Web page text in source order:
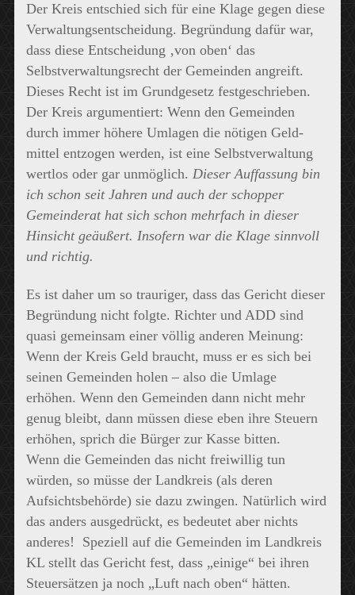
Der Kreis entschied sich für eine Klage gegen diese
Verwaltungsentscheidung. Begründung dafür war,
dass diese Entscheidung ‚von oben‘ das
Selbstverwaltungsrecht der Gemeinden angreift.
Dieses Recht ist im Grundgesetz festgeschrieben.
Der Kreis argumentiert: Wenn den Gemeinden
durch immer höhere Umlagen die nötigen Geld-
mittel entzogen werden, ist eine Selbstverwaltung
wertlos oder gar unmöglich. Dieser Auffassung bin
ich schon seit Jahren und auch der schopper
Gemeinderat hat sich schon mehrfach in dieser
Hinsicht geäußert. Insofern war die Klage sinnvoll
und richtig.
Es ist daher um so trauriger, dass das Gericht dieser
Begründung nicht folgte. Richter und ADD sind
quasi gemeinsam einer völlig anderen Meinung:
Wenn der Kreis Geld braucht, muss er es sich bei
seinen Gemeinden holen – also die Umlage
erhöhen. Wenn den Gemeinden dann nicht mehr
genug bleibt, dann müssen diese eben ihre Steuern
erhöhen, sprich die Bürger zur Kasse bitten.
Wenn die Gemeinden das nicht freiwillig tun
würden, so müsse der Landkreis (als deren
Aufsichtsbehörde) sie dazu zwingen. Natürlich wird
das anders ausgedrückt, es bedeutet aber nichts
anderes! Speziell auf die Gemeinden im Landkreis
KL stellt das Gericht fest, dass „einige“ bei ihren
Steuersätzen ja noch „Luft nach oben“ hätten.